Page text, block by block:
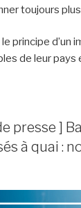
toujours plus
principe d’un
de leur pays
presse ]
à quai :